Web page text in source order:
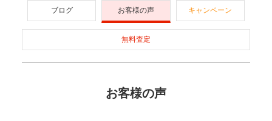
ブログ お客様の声 キャンペーン
無料査定
お客様の声